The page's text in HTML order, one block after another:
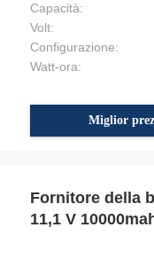
Capacità:
Volt:
Configurazione:
Watt-ora:
Miglior
Fornitore della
11,1 V